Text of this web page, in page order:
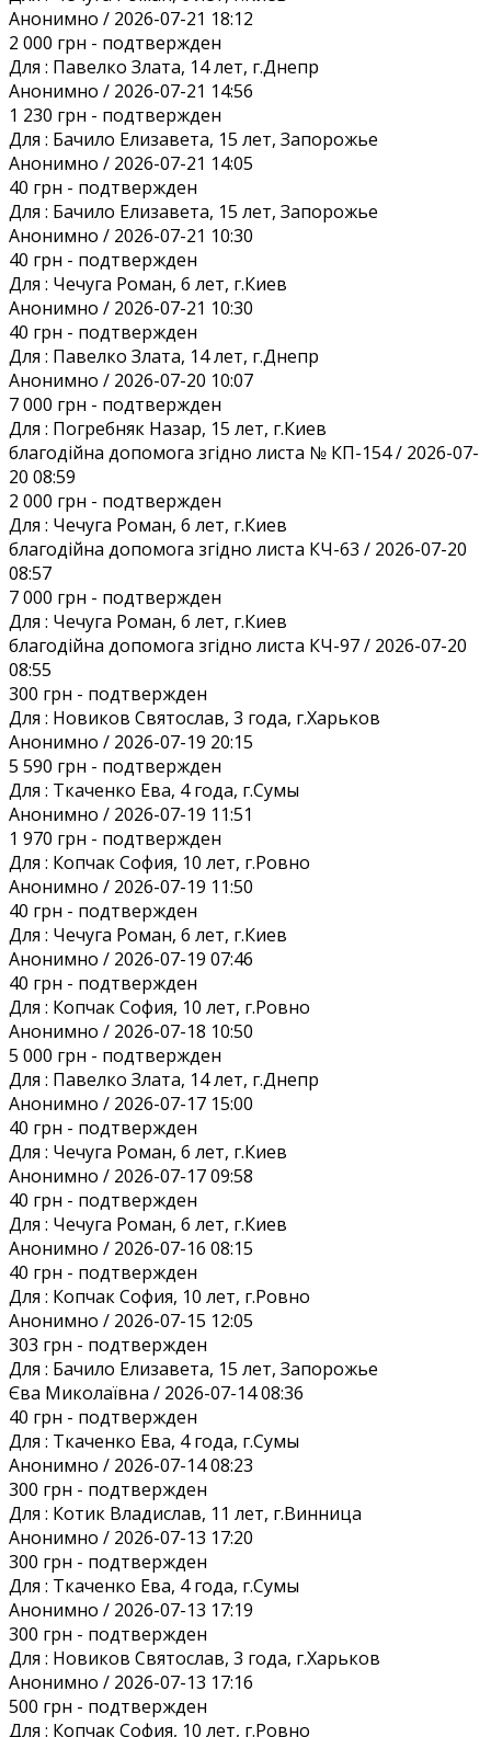
Анонимно / 2026-07-21 18:12
2 000 грн - подтвержден
Для : Павелко Злата, 14 лет, г.Днепр
Анонимно / 2026-07-21 14:56
1 230 грн - подтвержден
Для : Бачило Елизавета, 15 лет, Запорожье
Анонимно / 2026-07-21 14:05
40 грн - подтвержден
Для : Бачило Елизавета, 15 лет, Запорожье
Анонимно / 2026-07-21 10:30
40 грн - подтвержден
Для : Чечуга Роман, 6 лет, г.Киев
Анонимно / 2026-07-21 10:30
40 грн - подтвержден
Для : Павелко Злата, 14 лет, г.Днепр
Анонимно / 2026-07-20 10:07
7 000 грн - подтвержден
Для : Погребняк Назар, 15 лет, г.Киев
благодійна допомога згідно листа № КП-154 / 2026-07-
20 08:59
2 000 грн - подтвержден
Для : Чечуга Роман, 6 лет, г.Киев
благодійна допомога згідно листа КЧ-63 / 2026-07-20
08:57
7 000 грн - подтвержден
Для : Чечуга Роман, 6 лет, г.Киев
благодійна допомога згідно листа КЧ-97 / 2026-07-20
08:55
300 грн - подтвержден
Для : Новиков Святослав, 3 года, г.Харьков
Анонимно / 2026-07-19 20:15
5 590 грн - подтвержден
Для : Ткаченко Ева, 4 года, г.Сумы
Анонимно / 2026-07-19 11:51
1 970 грн - подтвержден
Для : Копчак София, 10 лет, г.Ровно
Анонимно / 2026-07-19 11:50
40 грн - подтвержден
Для : Чечуга Роман, 6 лет, г.Киев
Анонимно / 2026-07-19 07:46
40 грн - подтвержден
Для : Копчак София, 10 лет, г.Ровно
Анонимно / 2026-07-18 10:50
5 000 грн - подтвержден
Для : Павелко Злата, 14 лет, г.Днепр
Анонимно / 2026-07-17 15:00
40 грн - подтвержден
Для : Чечуга Роман, 6 лет, г.Киев
Анонимно / 2026-07-17 09:58
40 грн - подтвержден
Для : Чечуга Роман, 6 лет, г.Киев
Анонимно / 2026-07-16 08:15
40 грн - подтвержден
Для : Копчак София, 10 лет, г.Ровно
Анонимно / 2026-07-15 12:05
303 грн - подтвержден
Для : Бачило Елизавета, 15 лет, Запорожье
Єва Миколаївна / 2026-07-14 08:36
40 грн - подтвержден
Для : Ткаченко Ева, 4 года, г.Сумы
Анонимно / 2026-07-14 08:23
300 грн - подтвержден
Для : Котик Владислав, 11 лет, г.Винница
Анонимно / 2026-07-13 17:20
300 грн - подтвержден
Для : Ткаченко Ева, 4 года, г.Сумы
Анонимно / 2026-07-13 17:19
300 грн - подтвержден
Для : Новиков Святослав, 3 года, г.Харьков
Анонимно / 2026-07-13 17:16
500 грн - подтвержден
Для : Копчак София, 10 лет, г.Ровно